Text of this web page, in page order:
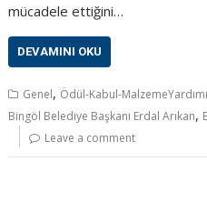
mücadele ettiğini…
DEVAMINI OKU
Genel, Ödül-Kabul-MalzemeYardımı
Bingöl Belediye Başkanı Erdal Arıkan,
Leave a comment